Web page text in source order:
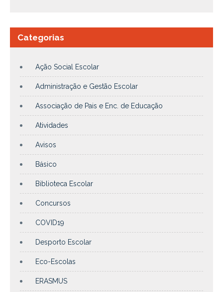
Categorias
Ação Social Escolar
Administração e Gestão Escolar
Associação de Pais e Enc. de Educação
Atividades
Avisos
Básico
Biblioteca Escolar
Concursos
COVID19
Desporto Escolar
Eco-Escolas
ERASMUS